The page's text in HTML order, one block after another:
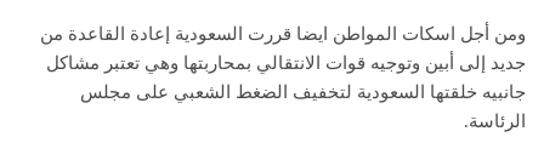
ومن أجل اسكات المواطن ايضا قررت السعودية إعادة القاعدة من
جديد إلى أبين وتوجيه قوات الانتقالي بمحاربتها وهي تعتبر مشاكل
جانبيه خلقتها السعودية لتخفيف الضغط الشعبي على مجلس
الرئاسة.